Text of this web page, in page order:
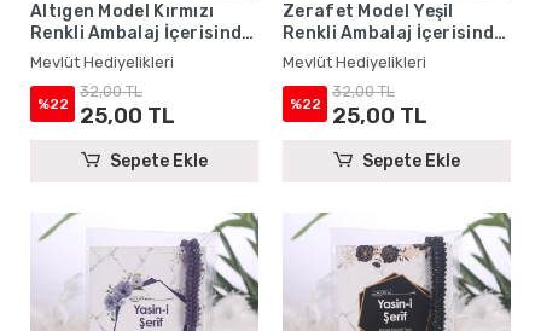
Altıgen Model Kırmızı
Renkli Ambalaj İçerisinde
Yasin Kitabı, Magnet ve
Tesbih - Mevlüt
Hediyelikleri
Mevlüt Hediyelikleri
%22
32,00 TL
25,00 TL
Sepete Ekle
Zerafet Model Yeşil
Renkli Ambalaj İçerisinde
Yasin Kitabı, Magnet ve
Tesbih - Mevlüt
Hediyelikleri
Mevlüt Hediyelikleri
%22
32,00 TL
25,00 TL
Sepete Ekle